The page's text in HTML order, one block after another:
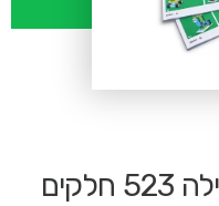
הערכה הבסיסית מכילה 523 חלקים